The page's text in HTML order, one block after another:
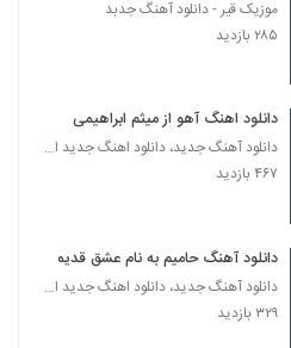
هستم تا هستی از امیر اشکان
آهنگ امیر راد شبگرد
ای یارم از امیررضا مسیحا
موزیک قیر - دانلود آهنگ جدبد
۲۸۵ بازدید
دانلود اهنگ آهو از میثم ابراهیمی
دانلود آهنگ جدید، دانلود اهنگ جدید ایرانی
۴۶۷ بازدید
دانلود آهنگ حامیم به نام عشق قدیمی
دانلود آهنگ جدید، دانلود اهنگ جدید ایرانی
۳۲۹ بازدید